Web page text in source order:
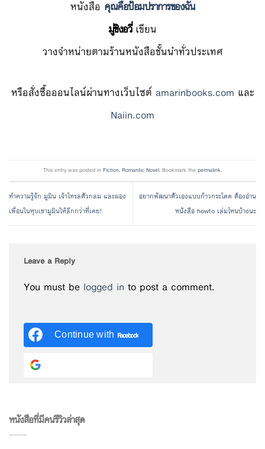
หนังสือ คุณคือป้อมปราการของฉัน
มู่ชิงอวี่เขียน
วางจำหน่ายตามร้านหนังสือชั้นนำทั่วประเทศ
หรือสั่งซื้อออนไลน์ผ่านทางเว็บไซต์ amarinbooks.com และ
Naiin.com
This entry was posted inFiction,Romantic Novel. Bookmark thepermalink.
ทำความรู้จัก มูมิน เจ้าโทรลตัวกลม และผอง
เพื่อนในหุบเขามูมินให้ลึกกว่าที่เคย!
อยากพัฒนาตัวเองแบบก้าวกระโดด ต้องอ่าน
หนังสือ howto เล่มไหนบ้างนะ
Leave a Reply
You must be logged in to post a comment.
Continue with Facebook
หนังสือที่มีคนรีวิวล่าสุด